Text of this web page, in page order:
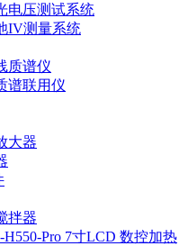
电压测试系统
IV测量系统
质谱仪
谱联用仪
大器
拌器
H550-Pro 7寸LCD 数控加热